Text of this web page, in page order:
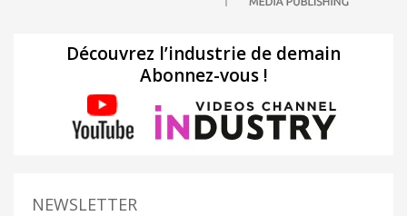
Découvrez l’industrie de demain
Abonnez-vous !
NEWSLETTER